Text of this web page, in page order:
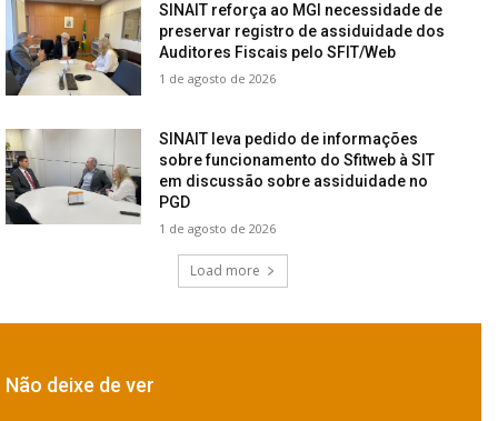
SINAIT reforça ao MGI necessidade de
preservar registro de assiduidade dos
Auditores Fiscais pelo SFIT/Web
1 de agosto de 2026
SINAIT leva pedido de informações
sobre funcionamento do Sfitweb à SIT
em discussão sobre assiduidade no
PGD
1 de agosto de 2026
Load more
Não deixe de ver